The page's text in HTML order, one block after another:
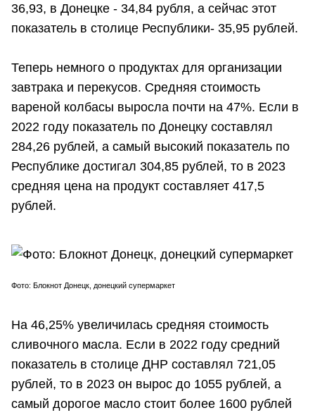
36,93, в Донецке - 34,84 рубля, а сейчас этот
показатель в столице Республики- 35,95 рублей.
Теперь немного о продуктах для организации
завтрака и перекусов. Средняя стоимость
вареной колбасы выросла почти на 47%. Если в
2022 году показатель по Донецку составлял
284,26 рублей, а самый высокий показатель по
Республике достигал 304,85 рублей, то в 2023
средняя цена на продукт составляет 417,5
рублей.
Фото: Блокнот Донецк, донецкий супермаркет
На 46,25% увеличилась средняя стоимость
сливочного масла. Если в 2022 году средний
показатель в столице ДНР составлял 721,05
рублей, то в 2023 он вырос до 1055 рублей, а
самый дорогое масло стоит более 1600 рублей